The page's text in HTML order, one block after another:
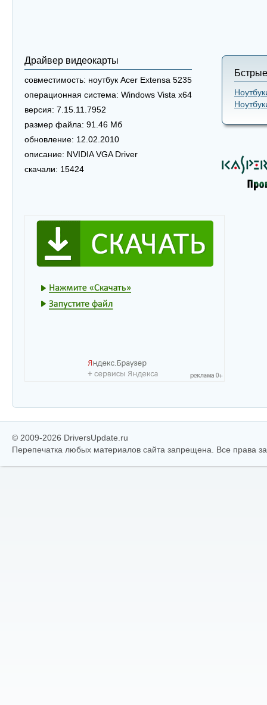
Драйвер видеокарты
совместимость: ноутбук Acer Extensa 5235
операционная система: Windows Vista x64
версия: 7.15.11.7952
размер файла: 91.46 Мб
обновление: 12.02.2010
описание: NVIDIA VGA Driver
скачали: 15424
© 2009-2026 DriversUpdate.ru
Перепечатка любых материалов сайта запрещена. Все права